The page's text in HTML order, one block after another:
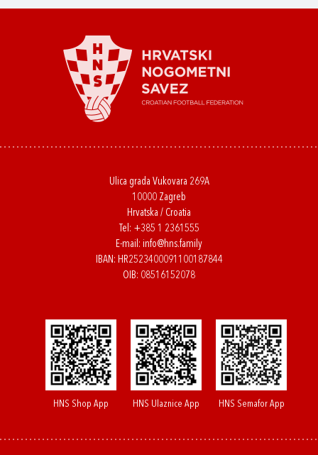
Ulica grada Vukovara 269A
10000 Zagreb
Hrvatska / Croatia
Tel: +385 1 2361555
E-mail: info@hns.family
IBAN: HR2523400091100187844
OIB: 08516152078
HNS Shop App HNS Ulaznice App HNS Semafor App